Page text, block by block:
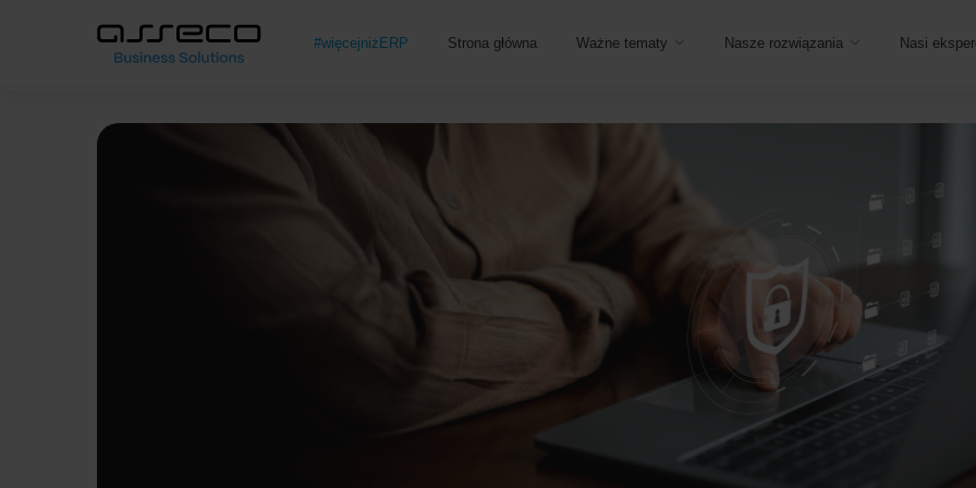
#więcejniżERP Strona główna Ważne tematy Nasze rozwiązania Nasi